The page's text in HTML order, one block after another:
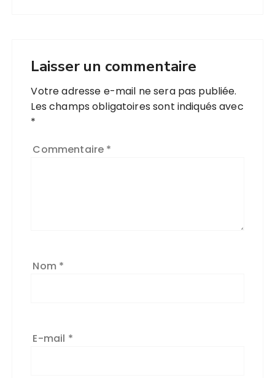
Laisser un commentaire
Votre adresse e-mail ne sera pas publiée.
Les champs obligatoires sont indiqués avec
*
Commentaire *
Nom *
E-mail *